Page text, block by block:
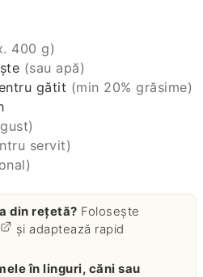
400 g)
(sau apă)
gătit (min 20% grăsime)
servit)
din rețetă? Folosește
și adaptează rapid